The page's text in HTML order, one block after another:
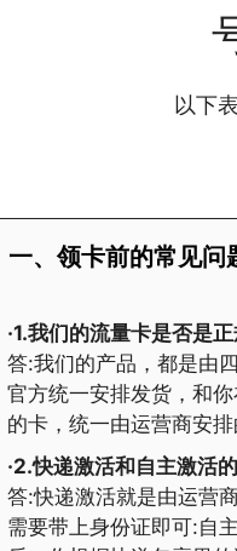
以下
一、领卡前的常见问
·1.我们的流量卡是否是
答:我们的产品，都是由
官方统一安排发货，和
的卡，统一由运营商安
·2.快递激活和自主激活
答:快递激活就是由运营
需要带上身份证即可:自